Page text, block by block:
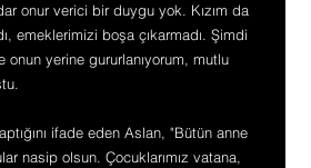
onur verici bir duygu yok. Kızım da
emeklerimizi boşa çıkarmadı. Şimdi
onun yerine gururlanıyorum, mutlu
ifade eden Aslan, "Bütün anne
nasip olsun. Çocuklarımız vatana,